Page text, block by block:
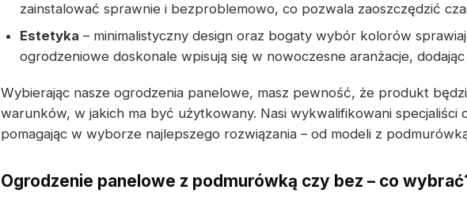
zainstalować sprawnie i bezproblemowo, co pozwala zaoszczędzić
Estetyka – minimalistyczny design oraz bogaty wybór kolorów
ogrodzeniowe doskonale wpisują się w nowoczesne aranżacje,
Wybierając nasze ogrodzenia panelowe, masz pewność, że produkt
warunków, w jakich ma być użytkowany. Nasi wykwalifikowani specjaliści
pomagając w wyborze najlepszego rozwiązania – od modeli z
Ogrodzenie panelowe z podmurówką czy bez – co